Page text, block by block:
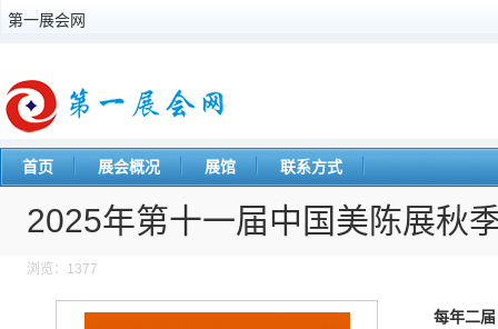
第一展会网
首页 展会概况 展馆 联系方式
2025年第十一届中国美陈展秋
浏览：1377
每年二